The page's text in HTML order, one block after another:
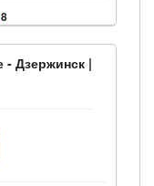
8
- Дзержинск |